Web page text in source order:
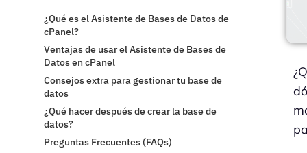
¿Qué es el Asistente de Bases de Datos de
cPanel?
Ventajas de usar el Asistente de Bases de
Datos en cPanel
Consejos extra para gestionar tu base de
datos
¿Qué hacer después de crear la base de
datos?
Preguntas Frecuentes (FAQs)